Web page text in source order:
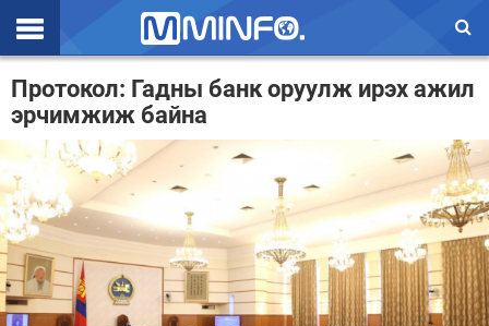
Эхлэл
Цаг агаар
Валют ханш
Улс төр
Эдийн засаг
Үзэл бодол
Протокол: Гадны банк оруулж ирэх ажил
эрчимжиж байна